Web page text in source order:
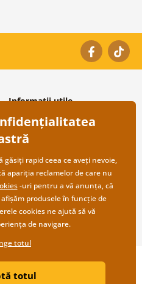
Informații utile
Despre noi
Întrebări frecvente
Contacte
Cooperare angro
© Dovido.ro.
online a fost creat de
găsiți rapid ceea ce aveți nevoie,
apariția reclamelor de care nu
-uri pentru a vă anunța, că
produsele în funcție de
cookies ne ajută să vă
de navigare.
totul
totul